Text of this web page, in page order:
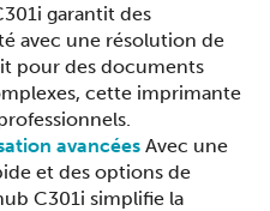
garantit des
avec une résolution de
pour des documents
cette imprimante
avancées Avec une
et des options de
C301i simplifie la